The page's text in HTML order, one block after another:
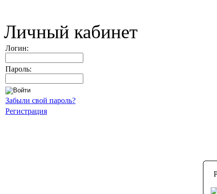
Личный кабинет
Логин:
Пароль:
Забыли свой пароль?
Регистрация